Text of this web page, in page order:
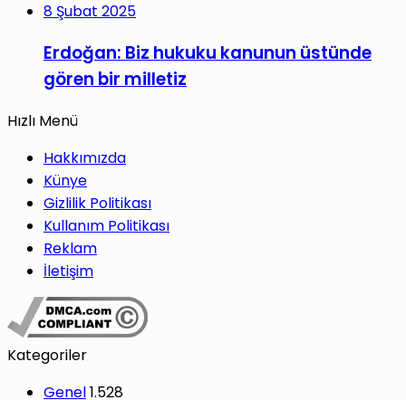
8 Şubat 2025
Erdoğan: Biz hukuku kanunun üstünde
gören bir milletiz
Hızlı Menü
Hakkımızda
Künye
Gizlilik Politikası
Kullanım Politikası
Reklam
İletişim
Kategoriler
Genel1.528